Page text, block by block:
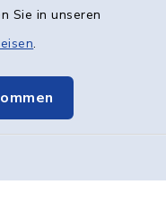
Sie in unseren
.